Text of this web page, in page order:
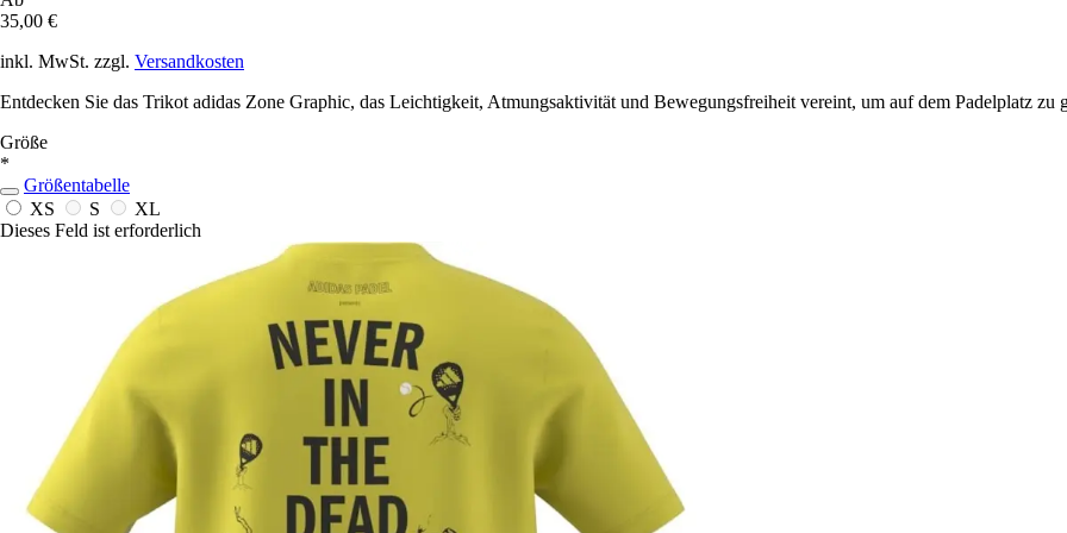
35,00 €
inkl. MwSt. zzgl. Versandkosten
Entdecken Sie das Trikot adidas Zone Graphic, das Leichtigkeit, Atmungsaktivität und Bewegungsfreiheit vereint, um auf dem Padelplatz zu
Größe
*
Größentabelle
XS
S
XL
Dieses Feld ist erforderlich